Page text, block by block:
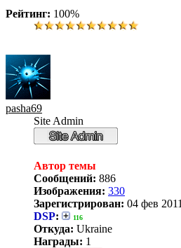
Рейтинг: 100%
pasha69
Site Admin
Автор темы
Сообщений: 886
Изображения: 330
Зарегистрирован: 04 фев
DSP: 116
Откуда: Ukraine
Награды: 1